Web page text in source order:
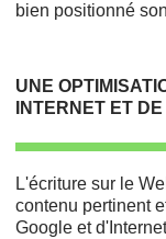
bien positionné
UNE
INTERNET ET
L'écriture sur le
contenu pertinent
Google et